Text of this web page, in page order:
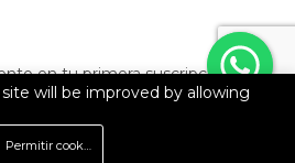
en tu primera suscripción
Carrito
will be improved by allowing
Permitir cookies